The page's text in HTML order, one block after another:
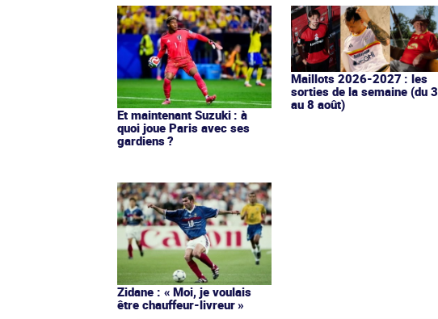
Et maintenant Suzuki : à
quoi joue Paris avec ses
gardiens ?
Maillots 2026-2027 : les
sorties de la semaine (du 3
au 8 août)
Zidane : « Moi, je voulais
être chauffeur-livreur »